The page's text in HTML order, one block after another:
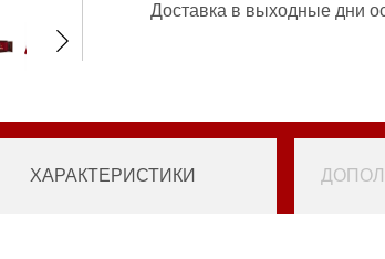
Доставка в выходные дни
ХАРАКТЕРИСТИКИ